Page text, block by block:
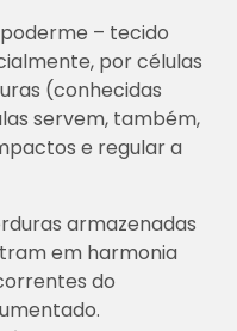
– tecido
por células
(conhecidas
servem, também,
e regular a
armazenadas
em harmonia
do